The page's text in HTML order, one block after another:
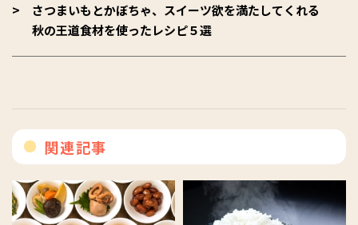
さつまいもとかぼちゃ、スイーツ欲を満たしてくれる
秋の王道食材を使ったレシピ５選
関連記事